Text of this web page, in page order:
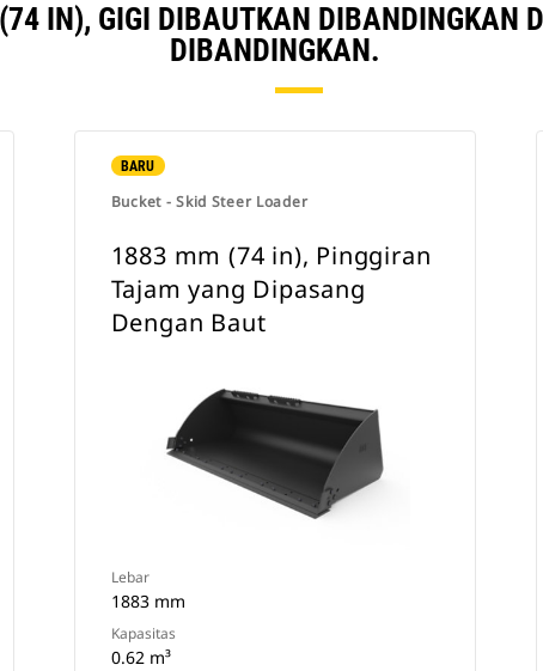
IN), GIGI DIBAUTKAN DIBANDINGKAN
DIBANDINGKAN.
BARU
Bucket - Skid Steer Loader
1883 mm (74 in), Pinggiran
Tajam yang Dipasang
Dengan Baut
Lebar
1883 mm
Kapasitas
0.62 m³